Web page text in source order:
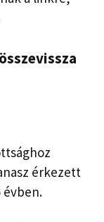
érkezett
évben.